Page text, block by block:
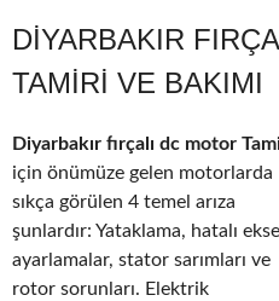
DIYARBAKIR
TAMIRI VE BAKIMI
Diyarbakır fırçalı dc motor
için önümüze gelen motorlarda
sıkça görülen 4 temel arıza
şunlardır: Yataklama, hatalı
ayarlamalar, stator sarımları ve
rotor sorunları. Elektrik